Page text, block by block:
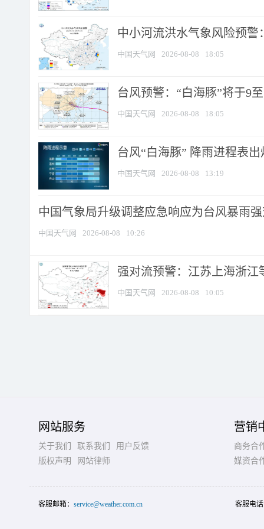
中小河流洪水气象风险预
中国天气网 2026-08-08 18:05
台风预警：“白海豚”将于9
中国天气网 2026-08-08 18:05
台风“白海豚” 降雨进程表
中国天气网 2026-08-08 13:19
中国气象局升级调整应急响应为台风暴雨
中国天气网 2026-08-08 10:26
强对流预警：江苏上海浙江
中国天气网 2026-08-08 10:05
网站服务
关于我们 联系我们
用户反馈
版权声明
网站律师
营销
商务合
媒资合
客服邮箱： service@weather.com.cn 客服电